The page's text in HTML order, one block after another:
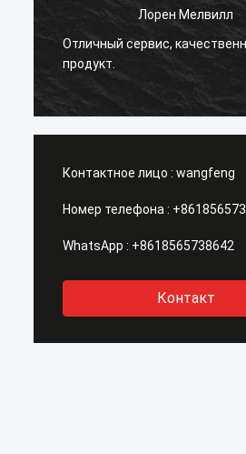
Лорен Мелвилл
Отличный сервис, качественный
продукт.
Контактное лицо : wangfeng
Номер телефона :
WhatsApp : +8618565738642
Контакт